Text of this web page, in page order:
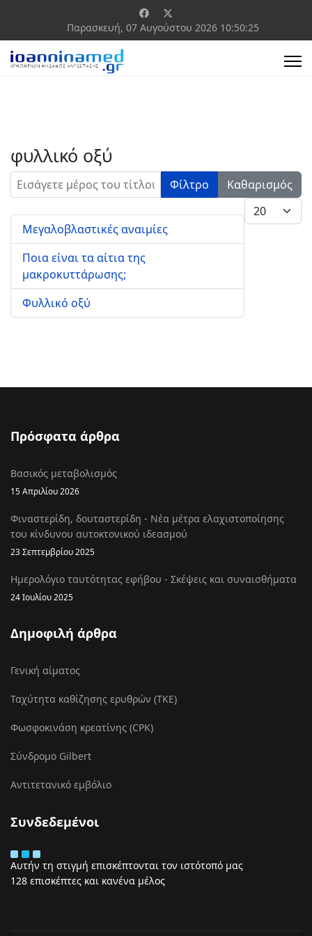
Παρασκευή, 07 Αυγούστου 2026 10:50:25
φυλλικό οξύ
Εισάγετε μέρος του τίτλου. Φίλτρο
Καθαρισμός
Εμφάνιση #
Μεγαλοβλαστικές αναιμίες
Ποια είναι τα αίτια της
μακροκυττάρωσης;
Φυλλικό οξύ
Πρόσφατα άρθρα
Βασικός μεταβολισμός
15 Απριλίου 2026
Φιναστερίδη, δουταστερίδη - Νέα μέτρα ελαχιστοποίησης
του κίνδυνου αυτοκτονικού ιδεασμού
23 Σεπτεμβρίου 2025
Ημερολόγιο ταυτότητας εφήβου - Σκέψεις και συναισθήματα
24 Ιουλίου 2025
Δημοφιλή άρθρα
Γενική αίματος
Ταχύτητα καθίζησης ερυθρών (ΤΚΕ)
Φωσφοκινάση κρεατίνης (CPK)
Σύνδρομο Gilbert
Αντιτετανικό εμβόλιο
Συνδεδεμένοι
Αυτήν τη στιγμή επισκέπτονται τον ιστότοπό μας
128 επισκέπτες και κανένα μέλος